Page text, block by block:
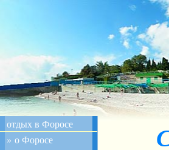
отдых в Форосе
» о Форосе